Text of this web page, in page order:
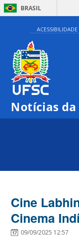
BRASIL
ACESSIBILIDADE
Notícias da
Cine
Cinema
09/09/2025 12:57